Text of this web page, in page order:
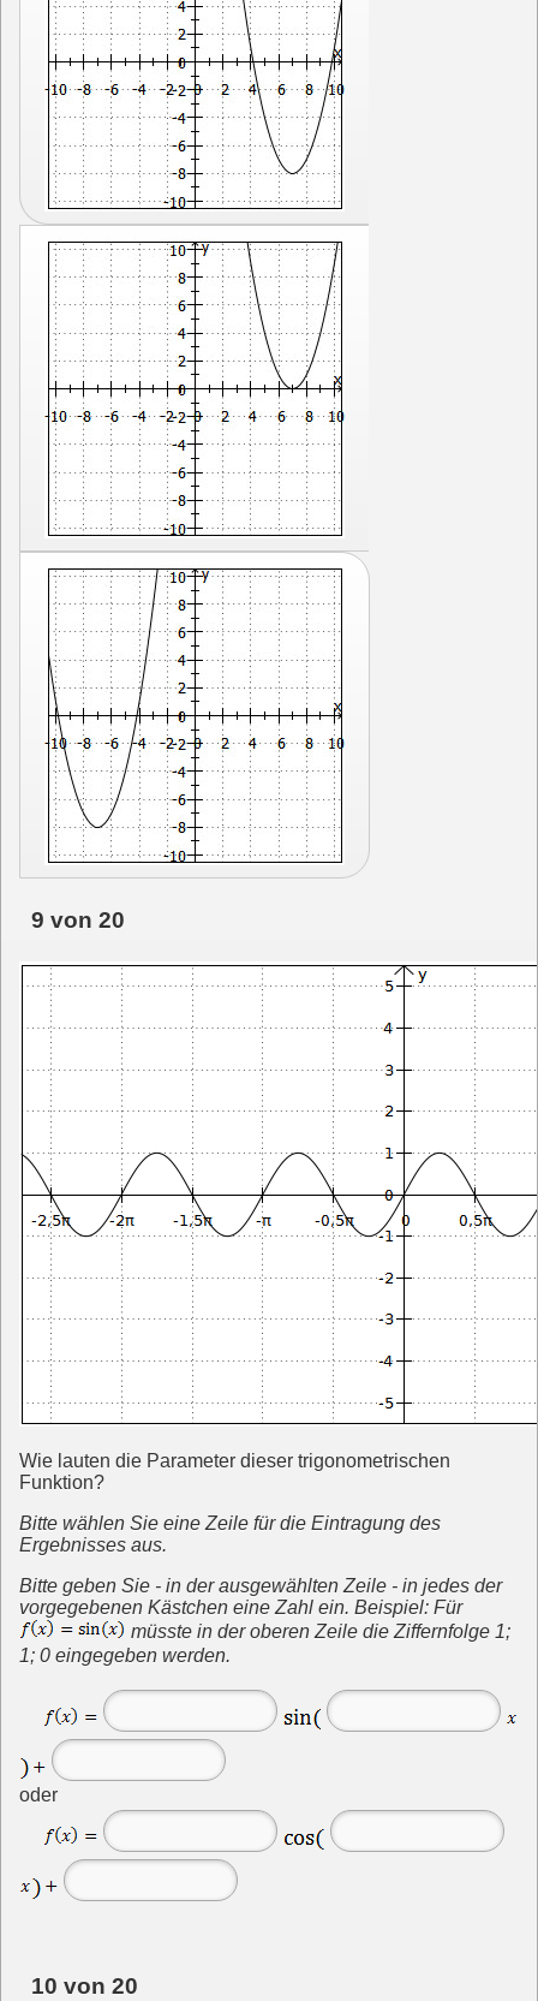
9 von 20
Wie lauten die Parameter dieser trigonometrischen
Funktion?
Bitte wählen Sie eine Zeile für die Eintragung des
Ergebnisses aus.
Bitte geben Sie - in der ausgewählten Zeile - in jedes der
vorgegebenen Kästchen eine Zahl ein. Beispiel: Für
müsste in der oberen Zeile die Ziffernfolge 1;
1; 0 eingegeben werden.
oder
10 von 20